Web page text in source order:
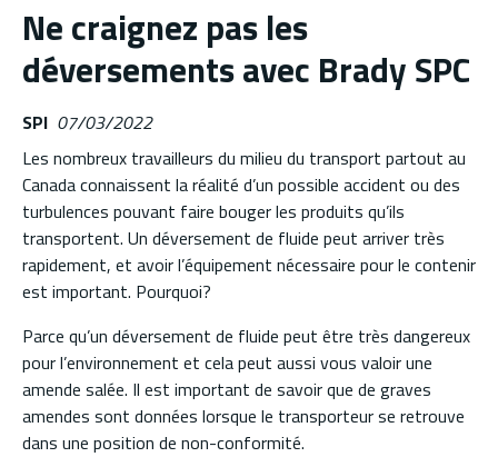
Ne craignez pas les
déversements avec Brady SPC
SPI 07/03/2022
Les nombreux travailleurs du milieu du transport partout au
Canada connaissent la réalité d’un possible accident ou des
turbulences pouvant faire bouger les produits qu’ils
transportent. Un déversement de fluide peut arriver très
rapidement, et avoir l’équipement nécessaire pour le contenir
est important. Pourquoi?
Parce qu’un déversement de fluide peut être très dangereux
pour l’environnement et cela peut aussi vous valoir une
amende salée. Il est important de savoir que de graves
amendes sont données lorsque le transporteur se retrouve
dans une position de non-conformité.